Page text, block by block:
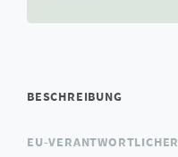
BESCHREIBUNG
EU-VERANTWORTLICHER